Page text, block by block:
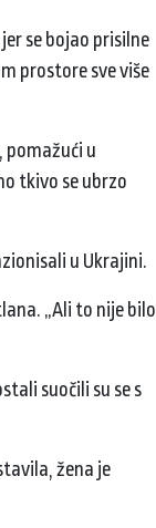
se bojao prisilne
prostore sve više
pomažući u
tkivo se ubrzo
u Ukrajini.
„Ali to nije bilo
suočili su se s
žena je